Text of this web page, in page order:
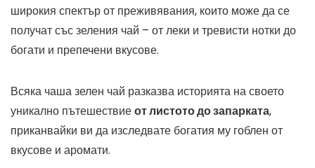
широкия спектър от преживявания, които може да се
получат със зеления чай – от леки и тревисти нотки до
богати и препечени вкусове.
Всяка чаша зелен чай разказва историята на своето
уникално пътешествиеот листото до запарката,
приканвайки ви да изследвате богатия му гоблен от
вкусове и аромати.